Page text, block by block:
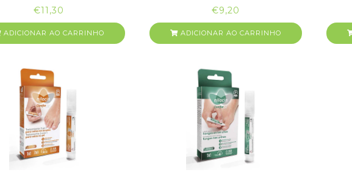
€11,30
ADICIONAR AO CARRINHO
€9,20
ADICIONAR AO CARRINHO